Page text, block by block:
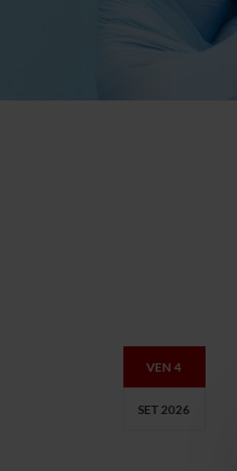
VEN 4
SET 2026